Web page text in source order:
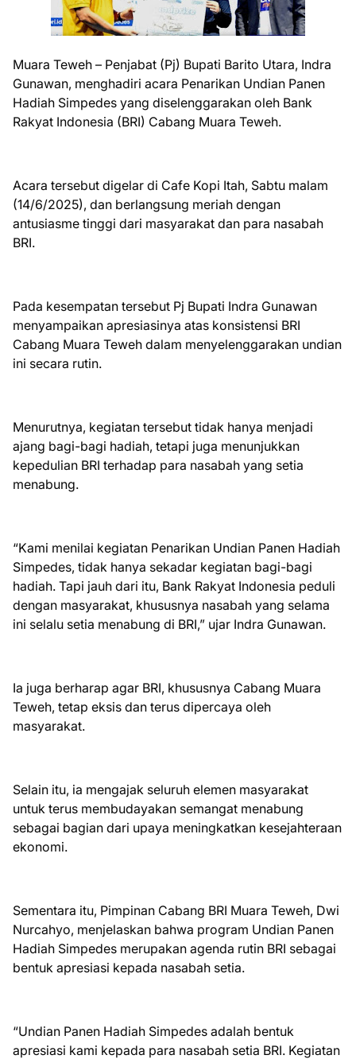
Muara Teweh – Penjabat (Pj) Bupati Barito Utara, Indra
Gunawan, menghadiri acara Penarikan Undian Panen
Hadiah Simpedes yang diselenggarakan oleh Bank
Rakyat Indonesia (BRI) Cabang Muara Teweh.
Acara tersebut digelar di Cafe Kopi Itah, Sabtu malam
(14/6/2025), dan berlangsung meriah dengan
antusiasme tinggi dari masyarakat dan para nasabah
BRI.
Pada kesempatan tersebut Pj Bupati Indra Gunawan
menyampaikan apresiasinya atas konsistensi BRI
Cabang Muara Teweh dalam menyelenggarakan undian
ini secara rutin.
Menurutnya, kegiatan tersebut tidak hanya menjadi
ajang bagi-bagi hadiah, tetapi juga menunjukkan
kepedulian BRI terhadap para nasabah yang setia
menabung.
“Kami menilai kegiatan Penarikan Undian Panen Hadiah
Simpedes, tidak hanya sekadar kegiatan bagi-bagi
hadiah. Tapi jauh dari itu, Bank Rakyat Indonesia peduli
dengan masyarakat, khususnya nasabah yang selama
ini selalu setia menabung di BRI,” ujar Indra Gunawan.
Ia juga berharap agar BRI, khususnya Cabang Muara
Teweh, tetap eksis dan terus dipercaya oleh
masyarakat.
Selain itu, ia mengajak seluruh elemen masyarakat
untuk terus membudayakan semangat menabung
sebagai bagian dari upaya meningkatkan kesejahteraan
ekonomi.
Sementara itu, Pimpinan Cabang BRI Muara Teweh, Dwi
Nurcahyo, menjelaskan bahwa program Undian Panen
Hadiah Simpedes merupakan agenda rutin BRI sebagai
bentuk apresiasi kepada nasabah setia.
“Undian Panen Hadiah Simpedes adalah bentuk
apresiasi kami kepada para nasabah setia BRI. Kegiatan